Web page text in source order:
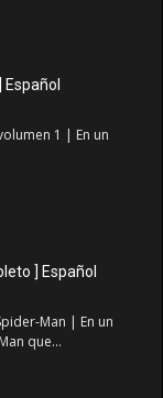
1 | En un
] Español
Man | En un
que...